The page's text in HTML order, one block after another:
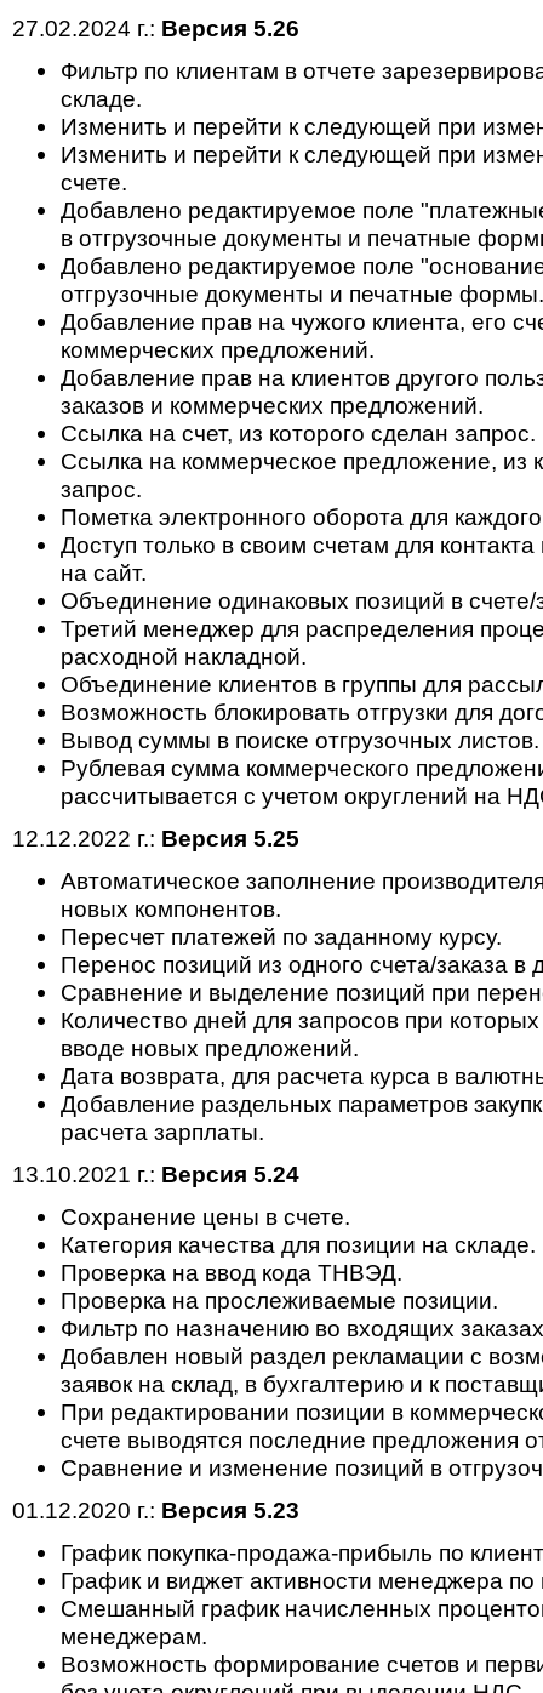
27.02.2024 г.: Версия 5.26
Фильтр по клиентам в отчете
складе.
Изменить и перейти к следующей при
Изменить и перейти к следующей при
счете.
Добавлено редактируемое поле
в отгрузочные документы и печатные
Добавлено редактируемое поле
отгрузочные документы и печатные формы.
Добавление прав на чужого клиента, его
коммерческих предложений.
Добавление прав на клиентов другого
заказов и коммерческих предложений.
Ссылка на счет, из которого сделан запрос.
Ссылка на коммерческое предложение, из
запрос.
Пометка электронного оборота для
Доступ только в своим счетам для
на сайт.
Объединение одинаковых позиций в счете/
Третий менеджер для распределения
расходной накладной.
Объединение клиентов в группы для
Возможность блокировать отгрузки для
Вывод суммы в поиске отгрузочных листов.
Рублевая сумма коммерческого
рассчитывается с учетом округлений на
12.12.2022 г.: Версия 5.25
Автоматическое заполнение
новых компонентов.
Пересчет платежей по заданному курсу.
Перенос позиций из одного счета/заказа в
Сравнение и выделение позиций при
Количество дней для запросов при
вводе новых предложений.
Дата возврата, для расчета курса в
Добавление раздельных параметров
расчета зарплаты.
13.10.2021 г.: Версия 5.24
Сохранение цены в счете.
Категория качества для позиции на складе.
Проверка на ввод кода ТНВЭД.
Проверка на прослеживаемые позиции.
Фильтр по назначению во входящих
Добавлен новый раздел рекламации с
заявок на склад, в бухгалтерию и к
При редактировании позиции в
счете выводятся последние предложения
Сравнение и изменение позиций в
01.12.2020 г.: Версия 5.23
График покупка-продажа-прибыль по
График и виджет активности менеджера
Смешанный график начисленных
менеджерам.
Возможность формирование счетов и